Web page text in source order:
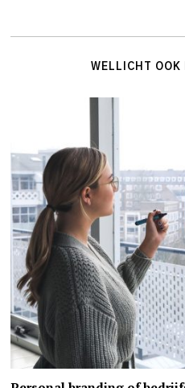
WELLICHT OOK